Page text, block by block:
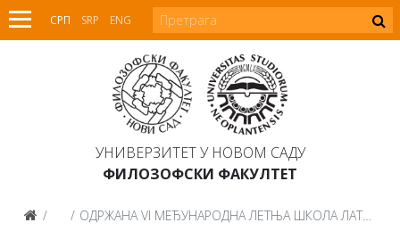
СРП SRP ENG
УНИВЕРЗИТЕТ У НОВОМ САДУ
ФИЛОЗОФСКИ ФАКУЛТЕТ
ВестиОДРЖАНА VI МЕЂУНАРОДНА ЛЕТЊА ШКОЛА ЛАТИНОАМЕРИЧКИХ СТУДИЈА, 13-17. јули 2022.